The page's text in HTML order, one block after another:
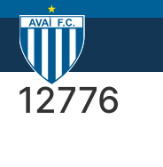
12776